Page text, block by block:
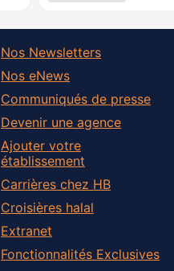
Nos Newsletters
Nos eNews
Communiqués de presse
Devenir une agence
Ajouter votre
établissement
Carrières chez HB
Croisières halal
Extranet
Fonctionnalités Exclusives